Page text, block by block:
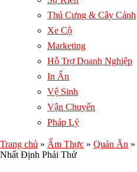
Thú Cưng & Cây Cảnh
Xe Cộ
Marketing
Hỗ Trợ Doanh Nghiệp
In Ấn
Vệ Sinh
Vận Chuyển
Pháp Lý
Trang chủ » Ẩm Thực » Quán Ăn »
Nhất Định Phải Thử